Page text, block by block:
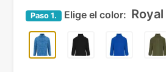
Paso 1. Elige el color: